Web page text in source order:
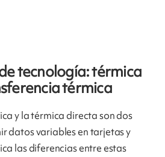
tecnología: térmica
térmica
y la térmica directa son dos
datos variables en tarjetas y
las diferencias entre estas